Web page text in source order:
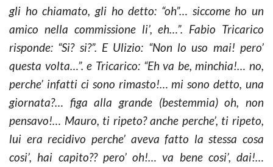
gli ho chiamato, gli ho detto: “oh”… siccome ho un
amico nella commissione li’, eh…”. Fabio Tricarico
risponde: “Si? si?”. E Ulizio: “Non lo uso mai! pero’
questa volta…”. e Tricarico: “Eh va be, minchia!… no,
perche’ infatti ci sono rimasto!… mi sono detto, una
giornata?… figa alla grande (bestemmia) oh, non
pensavo!… Mauro, ti ripeto? anche perche’, ti ripeto,
lui era recidivo perche’ aveva fatto la stessa cosa
cosi’, hai capito?? pero’ oh!… va bene cosi’, dai!…